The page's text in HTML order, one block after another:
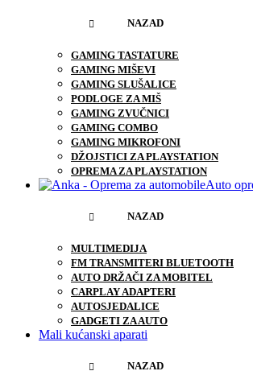
NAZAD
GAMING TASTATURE
GAMING MIŠEVI
GAMING SLUŠALICE
PODLOGE ZA MIŠ
GAMING ZVUČNICI
GAMING COMBO
GAMING MIKROFONI
DŽOJSTICI ZA PLAYSTATION
OPREMA ZA PLAYSTATION
Auto
NAZAD
MULTIMEDIJA
FM TRANSMITERI BLUETOOTH
AUTO DRŽAČI ZA MOBITEL
CARPLAY ADAPTERI
AUTOSJEDALICE
GADGETI ZA AUTO
Mali kućanski aparati
NAZAD